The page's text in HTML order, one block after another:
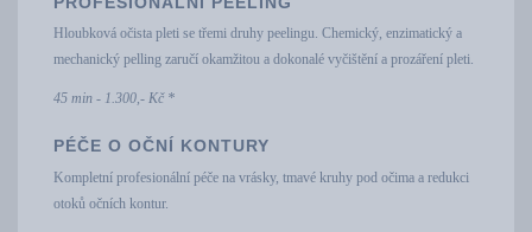
Hloubková očista pleti se třemi druhy peelingu. Chemický, enzimatický a
mechanický pelling zaručí okamžitou a dokonalé vyčištění a prozáření pleti.
45 min - 1.300,- Kč *
PÉČE O OČNÍ KONTURY
Kompletní profesionální péče na vrásky, tmavé kruhy pod očima a redukci
otoků očních kontur.